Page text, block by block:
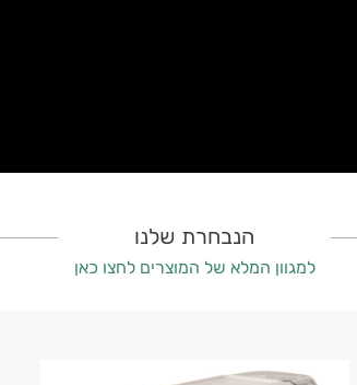
הנבחרת שלנו
למגוון המלא של המוצרים לחצו כאן